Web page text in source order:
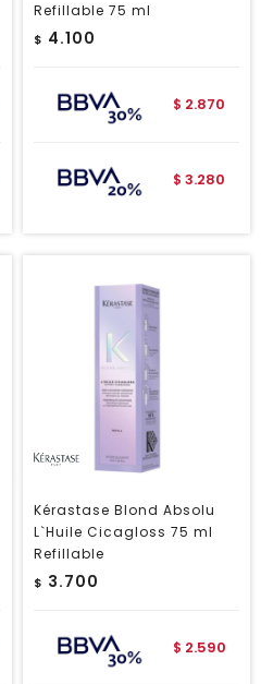
Refillable 75 ml
$ 4.100
$ 2.870
$ 3.280
Kérastase Blond Absolu
L`Huile Cicagloss 75 ml
Refillable
$ 3.700
$ 2.590